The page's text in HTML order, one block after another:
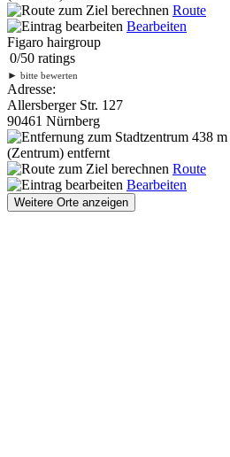
Route
Bearbeiten
Figaro hairgroup
0/50 ratings
► bitte bewerten
Adresse:
Allersberger Str. 127
90461 Nürnberg
438 m
(Zentrum) entfernt
Route
Bearbeiten
Weitere Orte anzeigen